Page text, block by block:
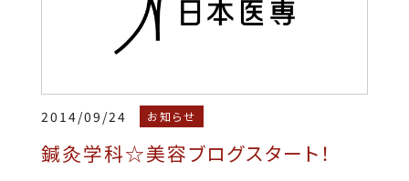
2014/09/24 お知らせ
鍼灸学科☆美容ブログスタート！